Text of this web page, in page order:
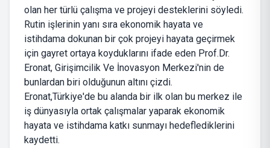
olan her türlü çalışma ve projeyi desteklerini söyledi.
Rutin işlerinin yanı sıra ekonomik hayata ve
istihdama dokunan bir çok projeyi hayata geçirmek
için gayret ortaya koyduklarını ifade eden Prof.Dr.
Eronat, Girişimcilik Ve İnovasyon Merkezi'nin de
bunlardan biri olduğunun altını çizdi.
Eronat,Türkiye'de bu alanda bir ilk olan bu merkez ile
iş dünyasıyla ortak çalışmalar yaparak ekonomik
hayata ve istihdama katkı sunmayı hedeflediklerini
kaydetti.